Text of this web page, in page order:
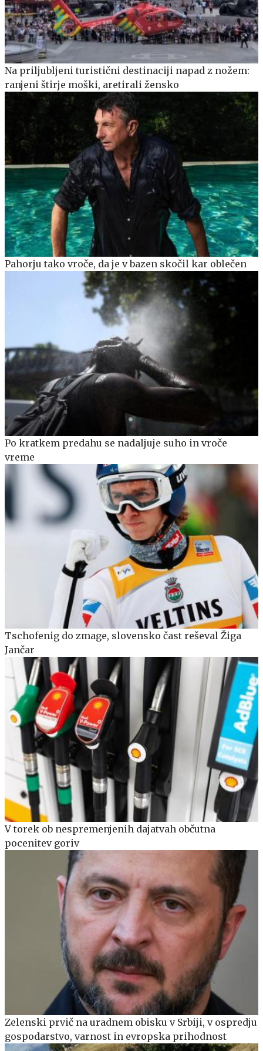
Na priljubljeni turistični destinaciji napad z nožem:
ranjeni štirje moški, aretirali žensko
Pahorju tako vroče, da je v bazen skočil kar oblečen
Po kratkem predahu se nadaljuje suho in vroče
vreme
Tschofenig do zmage, slovensko čast reševal Žiga
Jančar
V torek ob nespremenjenih dajatvah občutna
pocenitev goriv
Zelenski prvič na uradnem obisku v Srbiji, v ospredju
gospodarstvo, varnost in evropska prihodnost